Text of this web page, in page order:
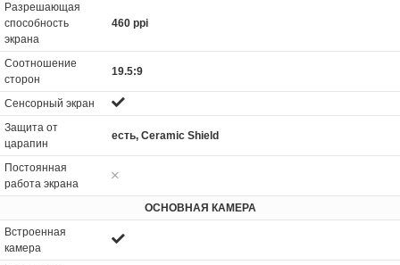
Разрешающая
способность
экрана
460 ppi
Соотношение
сторон
19.5:9
Сенсорный экран
Защита от
царапин
есть, Ceramic Shield
Постоянная
работа экрана
ОСНОВНАЯ КАМЕРА
Встроенная
камера